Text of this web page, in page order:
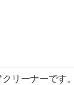
リーナーです。